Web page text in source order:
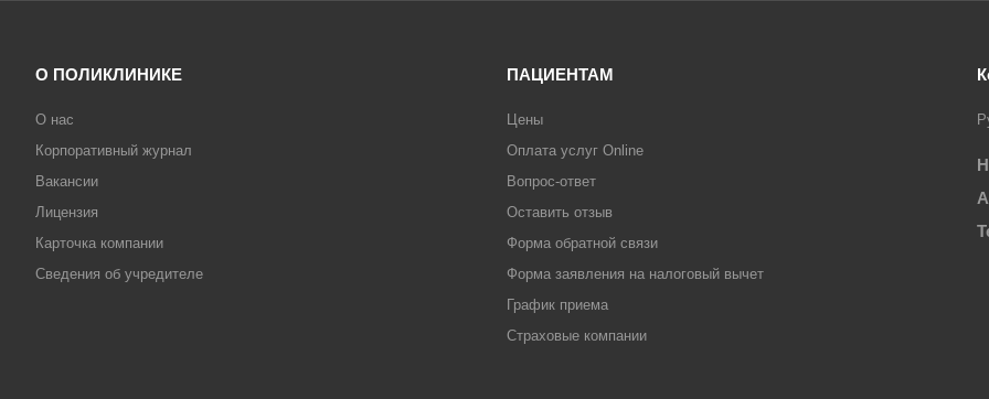
О ПОЛИКЛИНИКЕ
О нас
Корпоративный журнал
Вакансии
Лицензия
Карточка компании
Сведения об учредителе
ПАЦИЕНТАМ
Цены
Оплата услуг Online
Вопрос-ответ
Оставить отзыв
Форма обратной связи
Форма заявления на налоговый вычет
График приема
Страховые компании